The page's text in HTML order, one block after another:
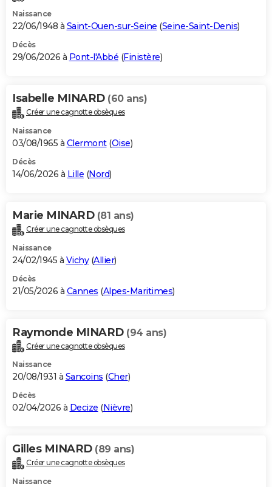
Dictionnaire
Biographies
Citations
Expressions
Proverbes
PROGRAMME TV
S'inscrire
Se connecter
Lycées
Collèges
Primaires
Universités
Entreprises
Service militaire
Avis de recherche
AVIS DE DÉCÈS
Bricolage
Lifestyle
Culture
Sport
Auto
Television
Voyage
Cinema
Naissance
22/06/1948 à Saint-Ouen-sur-Seine (Seine-Saint-Denis)
Décès
29/06/2026 à Pont-l'Abbé (Finistère)
Isabelle MINARD (60 ans)
Créer une cagnotte obsèques
Naissance
03/08/1965 à Clermont(Oise)
Décès
14/06/2026 à Lille (Nord)
Marie MINARD (81 ans)
Créer une cagnotte obsèques
Naissance
24/02/1945 à Vichy(Allier)
Décès
21/05/2026 à Cannes (Alpes-Maritimes)
Raymonde MINARD (94 ans)
Créer une cagnotte obsèques
Naissance
20/08/1931 à Sancoins (Cher)
Décès
02/04/2026 à Decize (Nièvre)
Gilles MINARD (89 ans)
Créer une cagnotte obsèques
Naissance